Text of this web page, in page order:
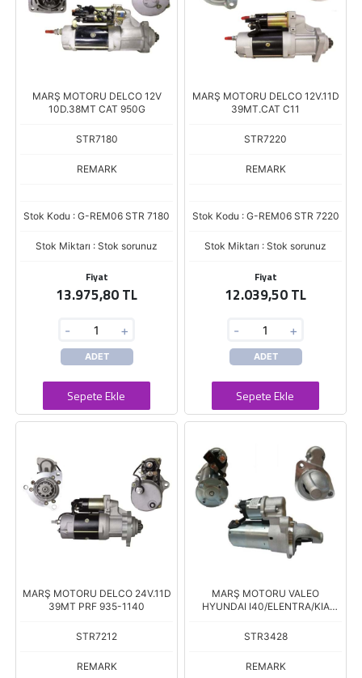
MARŞ MOTORU DELCO 12V
10D.38MT CAT 950G
STR7180
REMARK
Stok Kodu : G-REM06 STR 7180
Stok Miktarı : Stok sorunuz
Fiyat
13.975,80 TL
- +
ADET
Sepete Ekle
MARŞ MOTORU DELCO 12V.11D
39MT.CAT C11
STR7220
REMARK
Stok Kodu : G-REM06 STR 7220
Stok Miktarı : Stok sorunuz
Fiyat
12.039,50 TL
- +
ADET
Sepete Ekle
MARŞ MOTORU DELCO 24V.11D
39MT PRF 935-1140
STR7212
REMARK
MARŞ MOTORU VALEO
HYUNDAI I40/ELENTRA/KIA
STR3428
REMARK